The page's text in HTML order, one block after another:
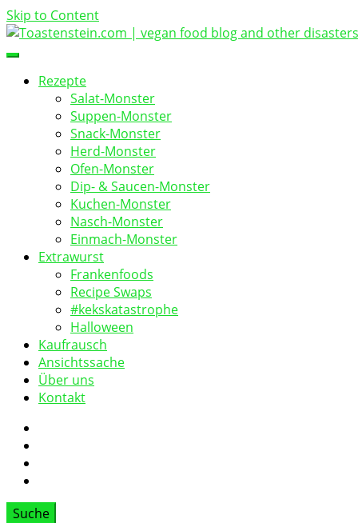
Skip to Content
Toastenstein.com
vegan food blog
Rezepte
Salat-Monster
Suppen-Monster
Snack-Monster
Herd-Monster
Ofen-Monster
Dip- & Saucen-Monster
Kuchen-Monster
Nasch-Monster
Einmach-Monster
Extrawurst
Frankenfoods
Recipe Swaps
#kekskatastrophe
Halloween
Kaufrausch
Ansichtssache
Über uns
Kontakt
Suche